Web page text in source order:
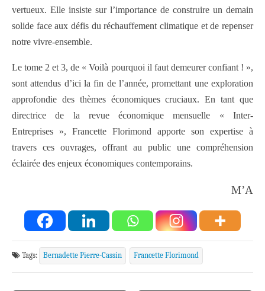
vertueux. Elle insiste sur l’importance de construire un demain
solide face aux défis du réchauffement climatique et de repenser
notre vivre-ensemble.
Le tome 2 et 3, de « Voilà pourquoi il faut demeurer confiant ! »,
sont attendus d’ici la fin de l’année, promettant une exploration
approfondie des thèmes économiques cruciaux. En tant que
directrice de la revue économique mensuelle « Inter-
Entreprises », Francette Florimond apporte son expertise à
travers ces ouvrages, offrant au public une compréhension
éclairée des enjeux économiques contemporains.
M’A
Tags: Bernadette Pierre-Cassin Francette Florimond